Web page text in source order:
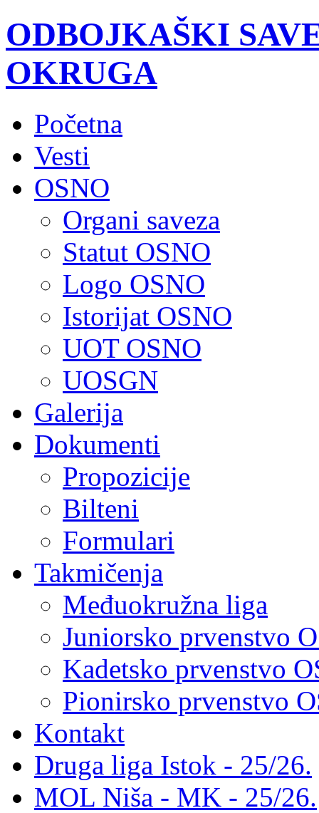
ODBOJKAŠKI
OKRUGA
Početna
Vesti
OSNO
Organi saveza
Statut OSNO
Logo OSNO
Istorijat OSNO
UOT OSNO
UOSGN
Galerija
Dokumenti
Propozicije
Bilteni
Formulari
Takmičenja
Međuokružna liga
Juniorsko prvenstvo
Kadetsko prvenstvo
Pionirsko prvenstvo
Kontakt
Druga liga Istok - 25/26.
MOL Niša - MK - 25/26.